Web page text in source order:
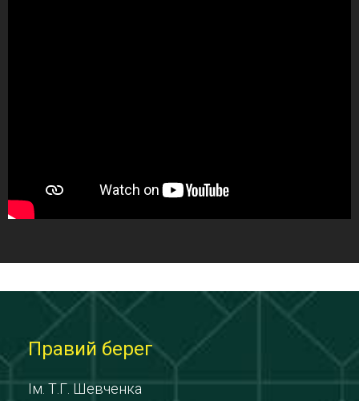
Правий берег
Ім. Т.Г. Шевченка